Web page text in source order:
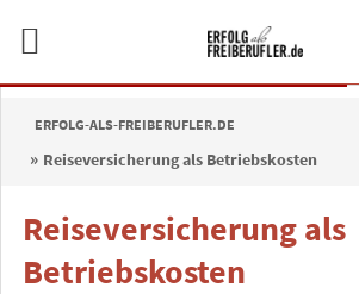
ERFOLG-ALS-FREIBERUFLER.DE
Reiseversicherung als Betriebskosten
Reiseversicherung als
Betriebskosten